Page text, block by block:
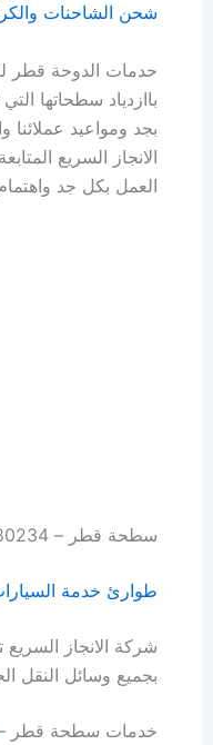
شحن الشاحنات
حدمات الدوحة قطر
باازدياد سطحاتها
بجد ومواعيد عملائنا
الانجاز السريع
العمل بكل جد
سطحة قطر – 00971502880234 – الإنجاز السريع لقطر المركبات Today
طوارئ خدمة السيارات متاحة 24ساعة
شركة الانجاز
بجميع وسائل النقل
خدمات سطحة قطر